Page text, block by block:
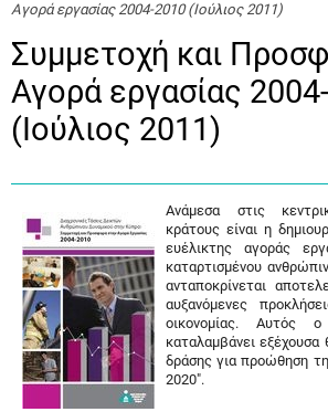
Αγορά εργασίας 2004-2010 (Ιούλιος 2011)
Συμμετοχή και
Αγορά εργασίας
(Ιούλιος 2011)
Ανάμεσα στις
κράτους είναι η
ευέλικτης αγοράς
καταρτισμένου
ανταποκρίνεται
αυξανόμενες
οικονομίας. Αυτός
καταλαμβάνει
δράσης για προώθηση
2020".